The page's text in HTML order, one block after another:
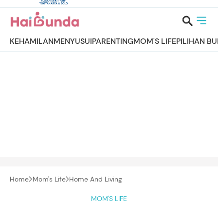
KEHAMILANMENYUSUIPARENTINGMOM'S LIFEPILIHAN
Home Mom's Life Home And Living
MOM'S LIFE